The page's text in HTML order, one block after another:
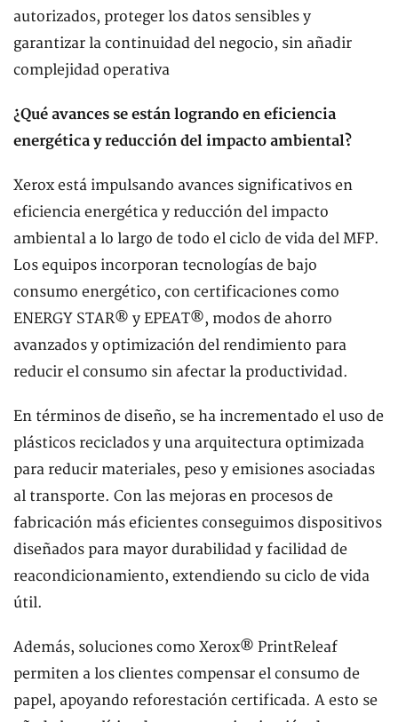
autorizados, proteger los datos sensibles y
garantizar la continuidad del negocio, sin añadir
complejidad operativa
¿Qué avances se están logrando en eficiencia
energética y reducción del impacto ambiental?
Xerox está impulsando avances significativos en
eficiencia energética y reducción del impacto
ambiental a lo largo de todo el ciclo de vida del MFP.
Los equipos incorporan tecnologías de bajo
consumo energético, con certificaciones como
ENERGY STAR® y EPEAT®, modos de ahorro
avanzados y optimización del rendimiento para
reducir el consumo sin afectar la productividad.
En términos de diseño, se ha incrementado el uso de
plásticos reciclados y una arquitectura optimizada
para reducir materiales, peso y emisiones asociadas
al transporte. Con las mejoras en procesos de
fabricación más eficientes conseguimos dispositivos
diseñados para mayor durabilidad y facilidad de
reacondicionamiento, extendiendo su ciclo de vida
útil.
Además, soluciones como Xerox® PrintReleaf
permiten a los clientes compensar el consumo de
papel, apoyando reforestación certificada. A esto se